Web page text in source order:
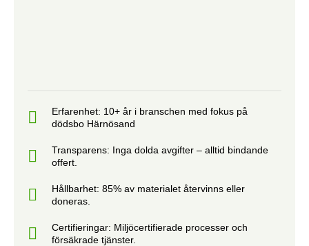
Erfarenhet: 10+ år i branschen med fokus på
dödsbo Härnösand
Transparens: Inga dolda avgifter – alltid bindande
offert.
Hållbarhet: 85% av materialet återvinns eller
doneras.
Certifieringar: Miljöcertifierade processer och
försäkrade tjänster.